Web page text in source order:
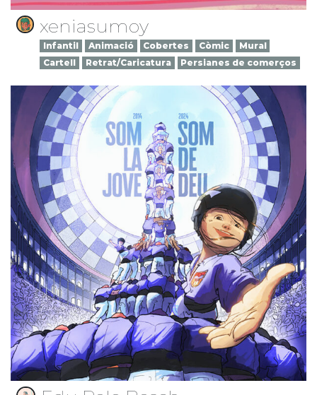
xeniasumoy
Infantil Animació Cobertes Còmic
Mural
Cartell
Retrat/Caricatura Persianes de comerços